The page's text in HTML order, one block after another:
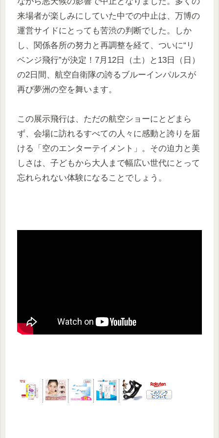
来場者が楽しみにしていた中での中止は、万博の
運営サイドにとっても苦渋の判断でした。しか
し、関係各所の努力と再調整を経て、ついに“リ
ベンジ飛行”が決定！7月12日（土）と13日（日）
の2日間、航空自衛隊の誇るブルーインパルスが
再び夢洲の空を舞います。
この展示飛行は、ただの航空ショーにとどまら
ず、会場に訪れるすべての人々に感動と誇りを届
ける「空のエンターテイメント」。その迫力と美
しさは、子どもから大人まで幅広い世代にとって
忘れられない体験になることでしょう。